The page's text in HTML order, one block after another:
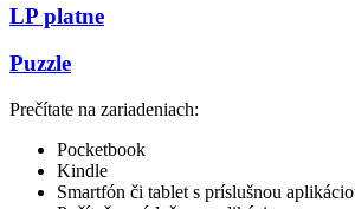
LP platne
Puzzle
Prečítate na zariadeniach:
Pocketbook
Kindle
Smartfón či tablet s príslušnou